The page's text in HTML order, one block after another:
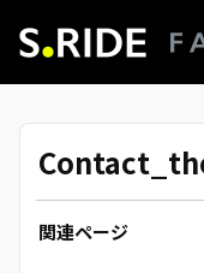
関連ページ